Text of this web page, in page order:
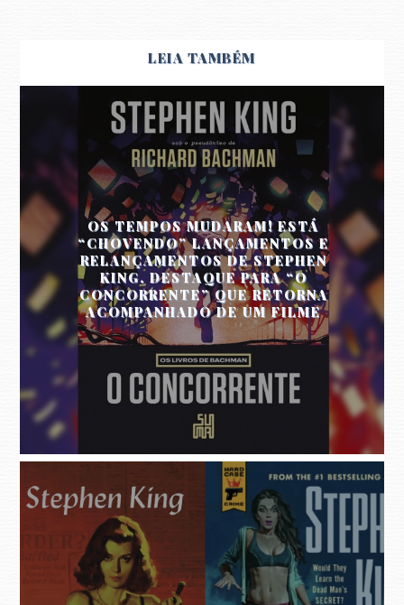
LEIA TAMBÉM
OS TEMPOS MUDARAM! ESTÁ
“CHOVENDO” LANÇAMENTOS E
RELANÇAMENTOS DE STEPHEN
KING. DESTAQUE PARA “O
CONCORRENTE” QUE RETORNA
ACOMPANHADO DE UM FILME